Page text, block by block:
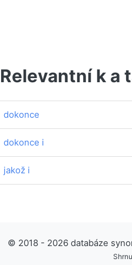
Relevantní k a
dokonce
dokonce i
jakož i
© 2018 - 2026 databáze